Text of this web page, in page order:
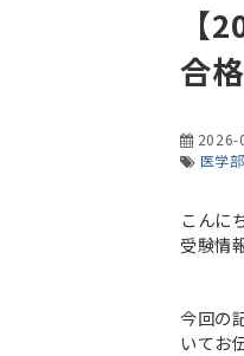
【
合
2026-
医学部
こんに
受験情
今回の
いてお